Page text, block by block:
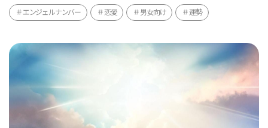
エンジェルナンバー 恋愛 男女向け 運勢